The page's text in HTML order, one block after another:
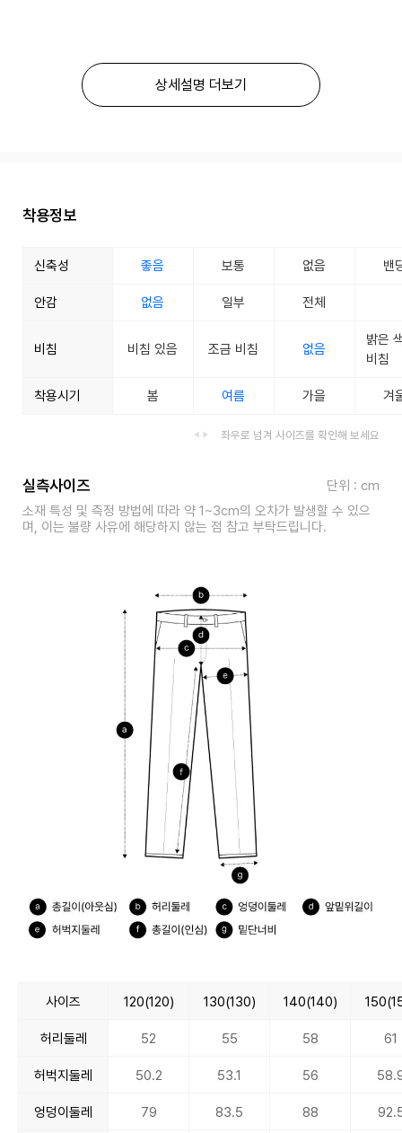
상세설명 더보기
착용정보
신축성 좋음 보통 없음 밴
안감 없음 일부 전체
비침 비침 있음 조금 비침 없음
밝은
비침
착용시기 봄 여름 가을 겨
좌우로 넘겨 사이즈를 확인해 보세요
실측사이즈
단위 : cm
소재 특성 및 측정 방법에 따라 약 1~3cm의 오차가 발생할 수 있으
며, 이는 불량 사유에 해당하지 않는 점 참고 부탁드립니다.
사이즈 120(120) 130(130) 140(140)
허리둘레 52 55 58 61
허벅지둘레 50.2 53.1 56
엉덩이둘레 79 83.5 88